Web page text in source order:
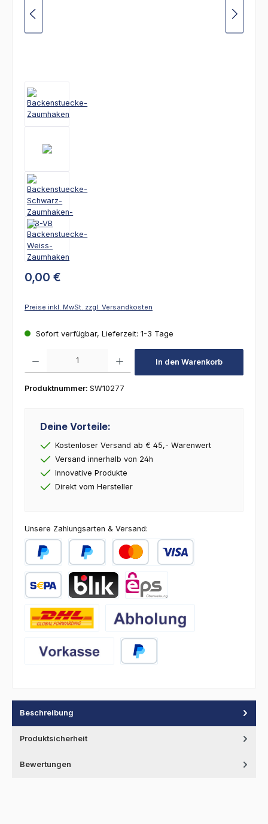
0,00 €
Preise inkl. MwSt. zzgl. Versandkosten
Sofort verfügbar, Lieferzeit: 1-3 Tage
In den Warenkorb
Produktnummer: SW10277
Deine Vorteile:
Kostenloser Versand ab € 45,- Warenwert
Versand innerhalb von 24h
Innovative Produkte
Direkt vom Hersteller
Unsere Zahlungsarten & Versand:
PayPal Später BezahlenKredit- oder Debitkarte
Abholung
Beschreibung
Produktsicherheit
Bewertungen